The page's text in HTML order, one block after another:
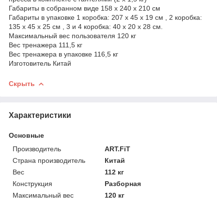
Габариты в собранном виде 158 х 240 х 210 см
Габариты в упаковке 1 коробка: 207 х 45 х 19 см , 2 коробка:
135 х 45 х 25 см , 3 и 4 коробка: 40 х 20 х 28 см.
Максимальный вес пользователя 120 кг
Вес тренажера 111,5 кг
Вес тренажера в упаковке 116,5 кг
Изготовитель Китай
Скрыть
Характеристики
Основные
Производитель
ART.FiT
Страна производитель
Китай
Вес
112 кг
Конструкция
Разборная
Максимальный вес
120 кг